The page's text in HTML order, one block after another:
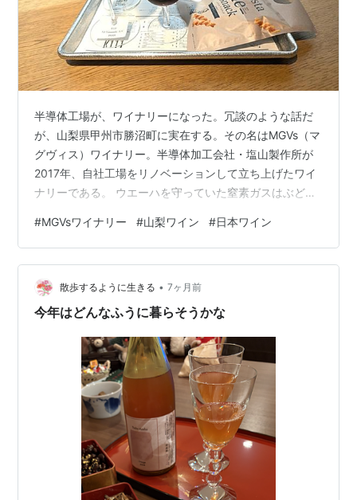
半導体工場が、ワイナリーになった。冗談のような話だ
が、山梨県甲州市勝沼町に実在する。その名はMGVs（マ
グヴィス）ワイナリー。半導体加工会社・塩山製作所が
2017年、自社工場をリノベーションして立ち上げたワイ
ナリーである。 ウエーハを守っていた窒素ガスはぶどう
に。ものづくりの技術がそのままワイン造りに受け継が
れた、日本でも珍しい一軒だ。 今回はテイスティングメ
ニューをひと通り体験してきたので、その様子を詳しく
紹介する。この日の飲み比べには、IWC2025金賞受賞ワ
インも登場した。 ※20歳未満の飲酒は法律で禁止されて
#MGVsワイナリー #山梨ワイン #日本ワイン
散歩するように生きる • 7ヶ月前
今年はどんなふうに暮らそうかな